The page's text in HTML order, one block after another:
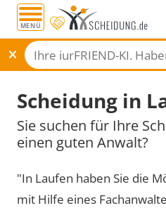
MENÜ
Scheidung in
Sie suchen für Ihre
einen guten Anwalt?
"In Laufen haben Sie die
mit Hilfe eines